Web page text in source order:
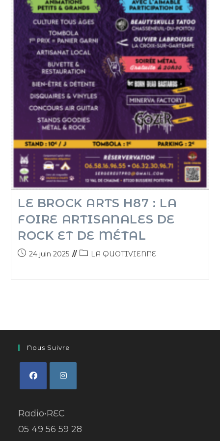
LE BROCK ARTS H87 : LA
FOIRE ARTISANALES DE
ROCK ET DE MÉTAL
24 juin 2025 LA QUOTIVIENNE
Nous Suivre
Radio•REC
05 49 56 59 28